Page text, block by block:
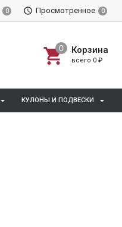
0 Просмотренное 0
Корзина
всего 0 ₽
КУЛОНЫ И ПОДВЕСКИ